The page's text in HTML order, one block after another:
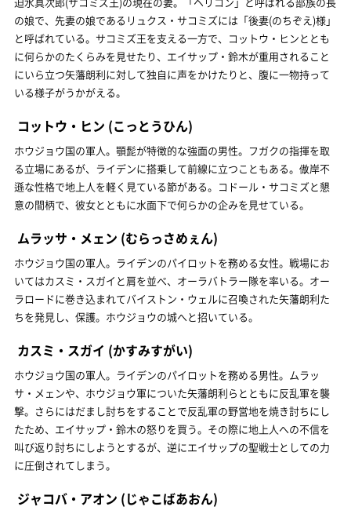
の娘で、先妻の娘であるリュクス・サコミズには「後妻(のちぞえ)様」
と呼ばれている。サコミズ王を支える一方で、コットウ・ヒンととも
に何らかのたくらみを見せたり、エイサップ・鈴木が重用されること
にいら立つ矢藩朗利に対して独自に声をかけたりと、腹に一物持って
いる様子がうかがえる。
コットウ・ヒン (こっとうひん)
ホウジョウ国の軍人。顎髭が特徴的な強面の男性。フガクの指揮を取
る立場にあるが、ライデンに搭乗して前線に立つこともある。傲岸不
遜な性格で地上人を軽く見ている節がある。コドール・サコミズと懇
意の間柄で、彼女とともに水面下で何らかの企みを見せている。
ムラッサ・メェン (むらっさめぇん)
ホウジョウ国の軍人。ライデンのパイロットを務める女性。戦場にお
いてはカスミ・スガイと肩を並べ、オーラバトラー隊を率いる。オー
ラロードに巻き込まれてバイストン・ウェルに召喚された矢藩朗利た
ちを発見し、保護。ホウジョウの城へと招いている。
カスミ・スガイ (かすみすがい)
ホウジョウ国の軍人。ライデンのパイロットを務める男性。ムラッ
サ・メェンや、ホウジョウ軍についた矢藩朗利らとともに反乱軍を襲
撃。さらにはだまし討ちをすることで反乱軍の野営地を焼き討ちにし
たため、エイサップ・鈴木の怒りを買う。その際に地上人への不信を
叫び返り討ちにしようとするが、逆にエイサップの聖戦士としての力
に圧倒されてしまう。
ジャコバ・アオン (じゃこばあおん)